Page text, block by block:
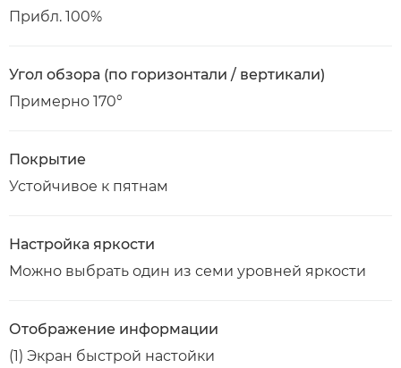
Прибл. 100%
Угол обзора (по горизонтали / вертикали)
Примерно 170°
Покрытие
Устойчивое к пятнам
Настройка яркости
Можно выбрать один из семи уровней яркости
Отображение информации
(1) Экран быстрой настойки